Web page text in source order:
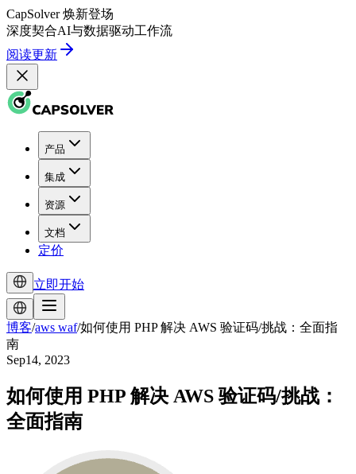
CapSolver 焕新登场
深度契合AI与数据驱动工作流
阅读更新
产品
集成
资源
文档
定价
立即开始
博客/aws waf/如何使用 PHP 解决 AWS 验证码/挑战：全面指
南
Sep14, 2023
如何使用 PHP 解决 AWS 验证码/挑战：
全面指南